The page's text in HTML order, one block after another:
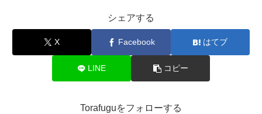
シェアする
X Facebook はてブ
LINE コピー
Torafuguをフォローする